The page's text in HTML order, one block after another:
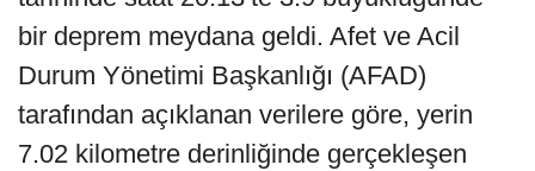
bir deprem meydana geldi. Afet ve Acil
Durum Yönetimi Başkanlığı (AFAD)
tarafından açıklanan verilere göre, yerin
7.02 kilometre derinliğinde gerçekleşen